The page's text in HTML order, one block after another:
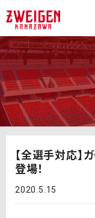
【全選手対応】
登場！
2020.5.15